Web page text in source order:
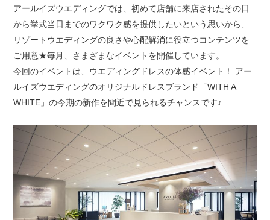
アールイズウエディングでは、初めて店舗に来店されたその日
から挙式当日までのワクワク感を提供したいという思いから、
リゾートウエディングの良さや心配解消に役立つコンテンツを
ご用意★毎月、さまざまなイベントを開催しています。
今回のイベントは、ウエディングドレスの体感イベント！ アー
ルイズウエディングのオリジナルドレスブランド「WITH A
WHITE」の今期の新作を間近で見られるチャンスです♪